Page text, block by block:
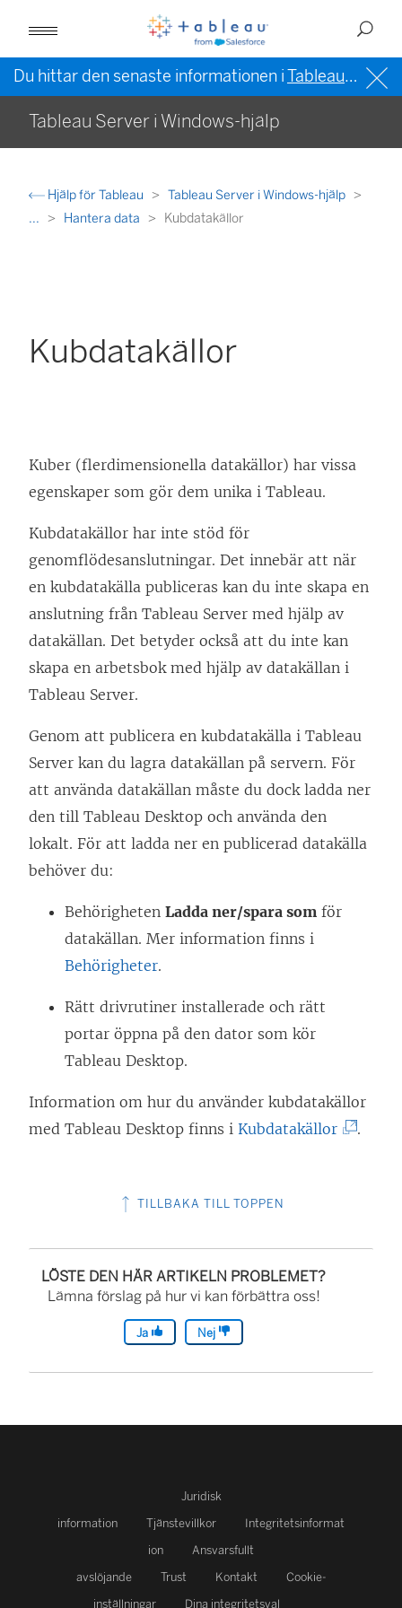
Du hittar den senaste informationen iTableau-hjälpen på engelska (USA)
Tableau Server i Windows-hjälp
Hjälp för Tableau
Tableau Server i Windows-hjälp
...
Hantera data Kubdatakällor
Kubdatakällor
Kuber (flerdimensionella datakällor) har vissa
egenskaper som gör dem unika i Tableau.
Kubdatakällor har inte stöd för
genomflödesanslutningar. Det innebär att när
en kubdatakälla publiceras kan du inte skapa en
anslutning från Tableau Server med hjälp av
datakällan. Det betyder också att du inte kan
skapa en arbetsbok med hjälp av datakällan i
Tableau Server.
Genom att publicera en kubdatakälla i Tableau
Server kan du lagra datakällan på servern. För
att använda datakällan måste du dock ladda ner
den till Tableau Desktop och använda den
lokalt. För att ladda ner en publicerad datakälla
behöver du:
Behörigheten Ladda ner/spara som för
datakällan. Mer information finns i
Behörigheter.
Rätt drivrutiner installerade och rätt
portar öppna på den dator som kör
Tableau Desktop.
Information om hur du använder kubdatakällor
med Tableau Desktop finns i Kubdatakällor(
p
a
t
.
TILLBAKA TILL TOPPEN
LÖSTE DEN HÄR ARTIKELN PROBLEMET?
Lämna förslag på hur vi kan förbättra oss!
Ja Nej
Juridisk
information
Tjänstevillkor
Integritetsinformat
ion
Ansvarsfullt
avslöjande
Trust Kontakt
Cookie-
inställningar
Dina integritetsval